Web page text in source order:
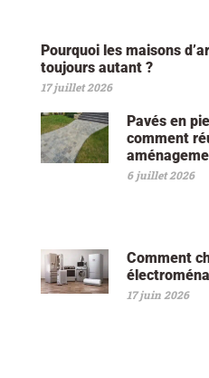
Pourquoi les maisons
toujours autant ?
17 juillet 2026
Pavés en
comment
6 juillet 2026
Comment
17 juin 2026